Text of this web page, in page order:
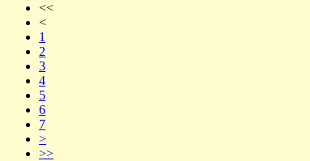
<<
<
1
2
3
4
5
6
7
>
>>